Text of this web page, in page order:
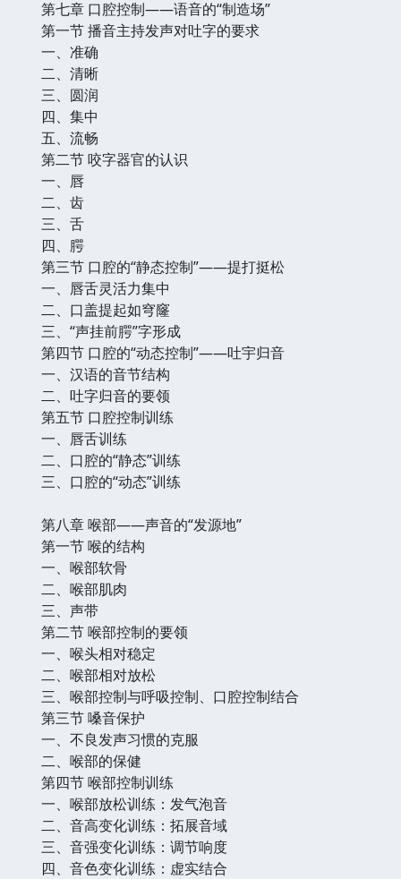
第七章 口腔控制——语音的“制造场”
第一节 播音主持发声对吐字的要求
一、准确
二、清晰
三、圆润
四、集中
五、流畅
第二节 咬字器官的认识
一、唇
二、齿
三、舌
四、腭
第三节 口腔的“静态控制”——提打挺松
一、唇舌灵活力集中
二、口盖提起如穹窿
三、“声挂前腭”字形成
第四节 口腔的“动态控制”——吐宇归音
一、汉语的音节结构
二、吐字归音的要领
第五节 口腔控制训练
一、唇舌训练
二、口腔的“静态”训练
三、口腔的“动态”训练
第八章 喉部——声音的“发源地”
第一节 喉的结构
一、喉部软骨
二、喉部肌肉
三、声带
第二节 喉部控制的要领
一、喉头相对稳定
二、喉部相对放松
三、喉部控制与呼吸控制、口腔控制结合
第三节 嗓音保护
一、不良发声习惯的克服
二、喉部的保健
第四节 喉部控制训练
一、喉部放松训练：发气泡音
二、音高变化训练：拓展音域
三、音强变化训练：调节响度
四、音色变化训练：虚实结合